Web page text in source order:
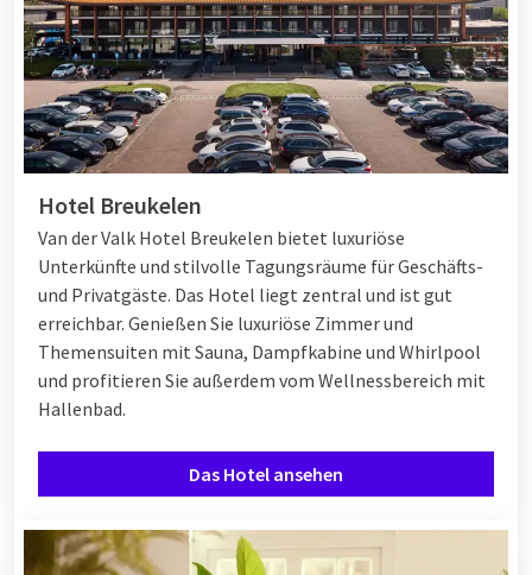
Hotel Breukelen
Van der Valk Hotel Breukelen bietet luxuriöse
Unterkünfte und stilvolle Tagungsräume für Geschäfts-
und Privatgäste. Das Hotel liegt zentral und ist gut
erreichbar. Genießen Sie luxuriöse Zimmer und
Themensuiten mit Sauna, Dampfkabine und Whirlpool
und profitieren Sie außerdem vom Wellnessbereich mit
Hallenbad.
Das Hotel ansehen